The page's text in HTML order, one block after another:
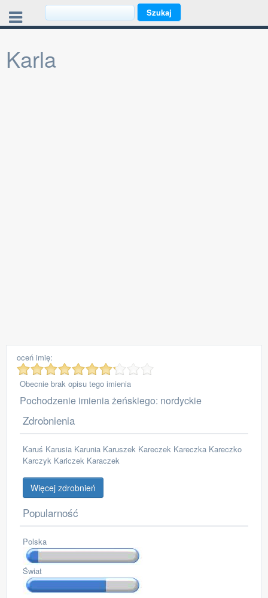
Karla
oceń imię:
Obecnie brak opisu tego imienia
Pochodzenie imienia żeńskiego: nordyckie
Zdrobnienia
Karuś Karusia Karunia Karuszek Kareczek Kareczka Kareczko
Karczyk Kariczek Karaczek
Więcej zdrobnień
Popularność
Polska
Świat